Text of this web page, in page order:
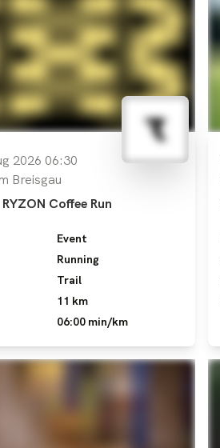
2026 06:30
Breisgau
Coffee Run
Event
Running
Trail
11 km
06:00 min/km